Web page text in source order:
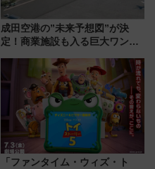
成田空港の”未来予想図”が決
定！商業施設も入る巨大ワンタ
で新型特急が品川･羽田とを結
ぶ！ JR空港駅は2面3線化！
「ファンタイム・ウィズ・ト